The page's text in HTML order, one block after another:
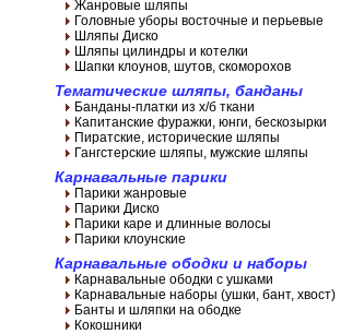
Жанровые шляпы
Головные уборы восточные и перьевые
Шляпы Диско
Шляпы цилиндры и котелки
Шапки клоунов, шутов, скоморохов
Тематические шляпы, банданы
Банданы-платки из х/б ткани
Капитанские фуражки, юнги, бескозырки
Пиратские, исторические шляпы
Гангстерские шляпы, мужские шляпы
Карнавальные парики
Парики жанровые
Парики Диско
Парики каре и длинные волосы
Парики клоунские
Карнавальные ободки и наборы
Карнавальные ободки с ушками
Карнавальные наборы (ушки, бант, хвост)
Банты и шляпки на ободке
Кокошники